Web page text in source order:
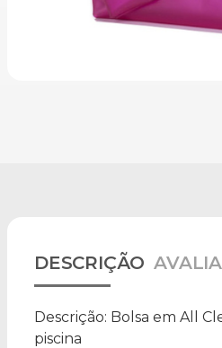
DESCRIÇÃO
Descrição: Bolsa em All
piscina